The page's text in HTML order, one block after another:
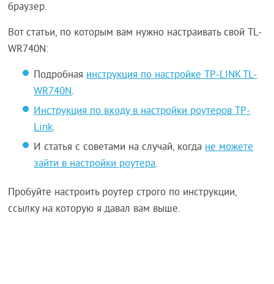
браузер.
Вот статьи, по которым вам нужно настраивать свой TL-
WR740N:
Подробнаяинструкция по настройке TP-LINK TL-
WR740N.
Инструкция по входу в настройки роутеров TP-
Link.
И статья с советами на случай, когдане можете
зайти в настройки роутера.
Пробуйте настроить роутер строго по инструкции,
ссылку на которую я давал вам выше.